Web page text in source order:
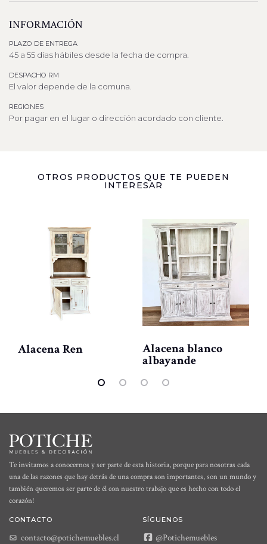
INFORMACIÓN
PLAZO DE ENTREGA
45 a 55 días hábiles desde la fecha de compra.
DESPACHO RM
El valor depende de la comuna.
REGIONES
Por pagar en el lugar o dirección acordado con cliente.
OTROS PRODUCTOS QUE TE PUEDEN
INTERESAR
Alacena Ren Alacena blanco
albayande
Te invitamos a conocernos y ser parte de esta historia, porque para nosotras cada
una de las razones que hay detrás de una compra son importantes, son un mundo y
también queremos ser parte de él con nuestro trabajo que es hecho con todo el
corazón!
CONTACTO
contacto@potichemuebles.cl
SÍGUENOS
@Potichemuebles